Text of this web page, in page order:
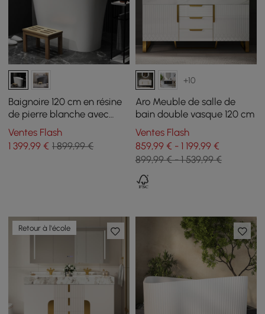
Baignoire 120 cm en résine
de pierre blanche avec
siège ergonomique intégré
Ventes Flash
1 399,99 € 1 899,99 €
+10
Aro Meuble de salle de
bain double vasque 120 cm
Ventes Flash
859,99 € - 1 199,99 €
899,99 € - 1 539,99 €
Retour à l'école